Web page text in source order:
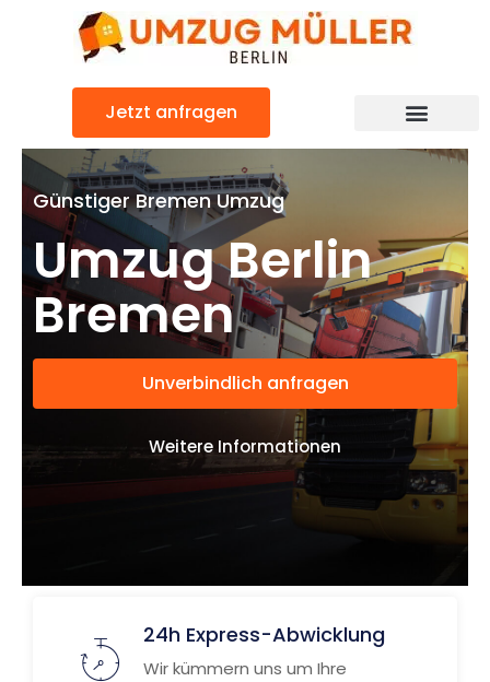
Jetzt anfragen
Günstiger Bremen Umzug
Umzug Berlin
Bremen
Unverbindlich anfragen
Weitere Informationen
24h Express-Abwicklung
Wir kümmern uns um Ihre